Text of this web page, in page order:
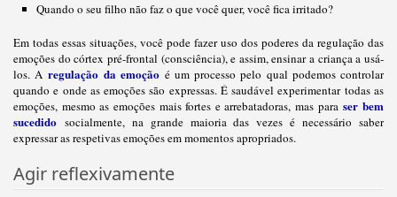
Quando o seu filho não faz o que você quer, você fica irritado?
Em todas essas situações, você pode fazer uso dos poderes da regulação das
emoções do córtex pré-frontal (consciência), e assim, ensinar a criança a usá-
los. Aregulação da emoção é um processo pelo qual podemos controlar
quando e onde as emoções são expressas. É saudável experimentar todas as
emoções, mesmo as emoções mais fortes e arrebatadoras, mas paraser bem
sucedido socialmente, na grande maioria das vezes é necessário saber
expressar as respetivas emoções em momentos apropriados.
Agir reflexivamente